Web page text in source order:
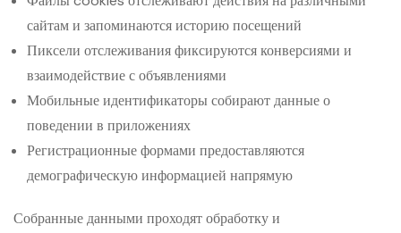
сайтам и запоминаются историю посещений
Пиксели отслеживания фиксируются конверсиями и
взаимодействие с объявлениями
Мобильные идентификаторы собирают данные о
поведении в приложениях
Регистрационные формами предоставляются
демографическую информацией напрямую
Собранные данными проходят обработку и